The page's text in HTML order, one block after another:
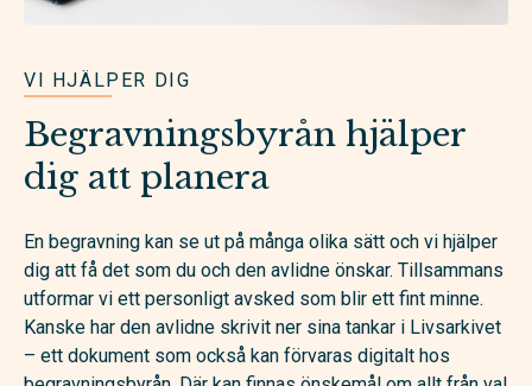
VI HJÄLPER DIG
Begravningsbyrån hjälper
dig att planera
En begravning kan se ut på många olika sätt och vi hjälper
dig att få det som du och den avlidne önskar. Tillsammans
utformar vi ett personligt avsked som blir ett fint minne.
Kanske har den avlidne skrivit ner sina tankar i Livsarkivet
– ett dokument som också kan förvaras digitalt hos